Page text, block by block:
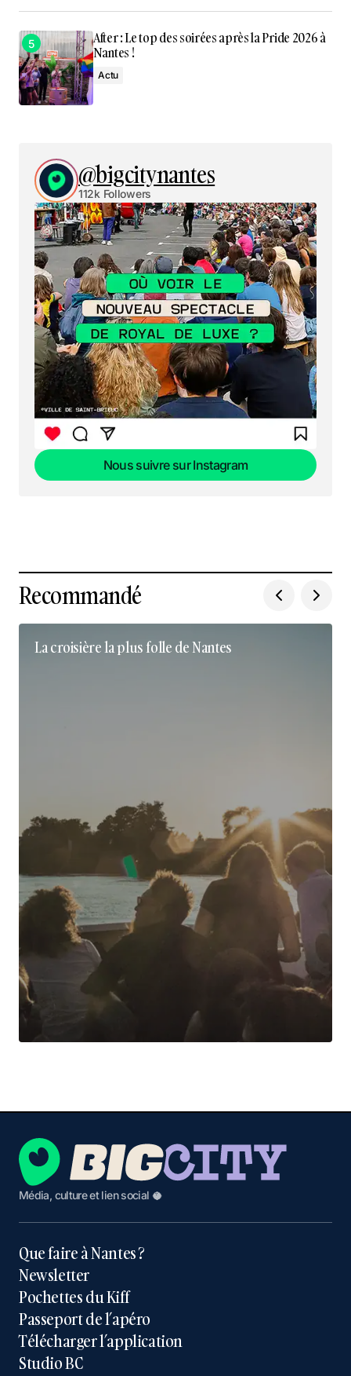
After : Le top des soirées après la Pride 2026 à
Nantes !
Actu
@bigcitynantes
112k Followers
Nous suivre sur Instagram
Recommandé
La croisière la plus folle de Nantes
Média, culture et lien social 🥥
Que faire à Nantes ?
Newsletter
Pochettes du Kiff
Passeport de l’apéro
Télécharger l’application
Studio BC